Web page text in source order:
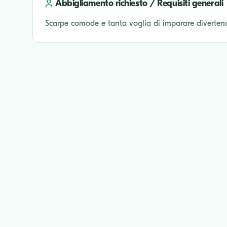
Abbigliamento richiesto / Requisiti generali
Scarpe comode e tanta voglia di imparare